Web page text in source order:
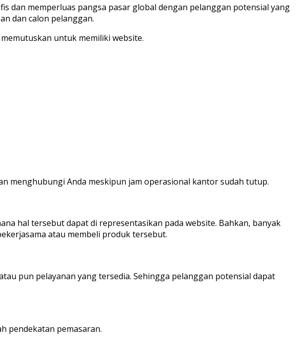
dan memperluas pangsa pasar global dengan pelanggan potensial yang
dan calon pelanggan.
untuk memiliki website.
menghubungi Anda meskipun jam operasional kantor sudah tutup.
hal tersebut dapat di representasikan pada website. Bahkan, banyak
atau membeli produk tersebut.
pun pelayanan yang tersedia. Sehingga pelanggan potensial dapat
pendekatan pemasaran.